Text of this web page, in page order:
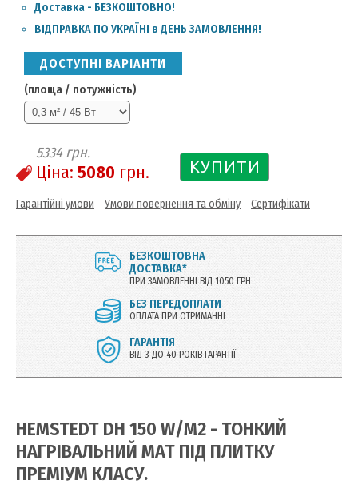
Доставка - БЕЗКОШТОВНО!
ВІДПРАВКА ПО УКРАЇНІ в ДЕНЬ ЗАМОВЛЕННЯ!
ДОСТУПНІ ВАРІАНТИ
(площа / потужність)
5334грн.
Ціна: 5080 грн. КУПИТИ
Гарантійні умови Умови повернення та обміну Сертифікати
БЕЗКОШТОВНА
ДОСТАВКА*
ПРИ ЗАМОВЛЕННІ ВІД 1050 ГРН
БЕЗ ПЕРЕДОПЛАТИ
ОПЛАТА ПРИ ОТРИМАННІ
ГАРАНТІЯ
ВІД 3 ДО 40 РОКІВ ГАРАНТІЇ
HEMSTEDT DH 150 W/M2 - ТОНКИЙ
НАГРІВАЛЬНИЙ МАТ ПІД ПЛИТКУ
ПРЕМІУМ КЛАСУ.